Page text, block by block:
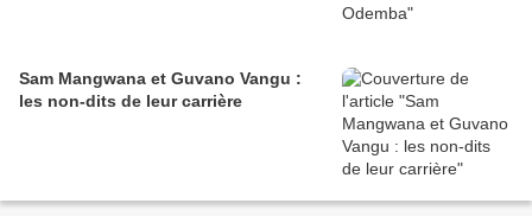
Sam Mangwana et Guvano Vangu :
les non-dits de leur carrière